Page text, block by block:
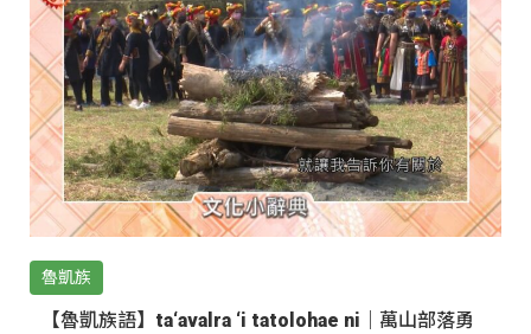
魯凱族
【魯凱族語】ta‘avalra ‘i tatolohae ni｜萬山部落勇